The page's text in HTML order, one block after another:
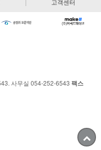
고객센터
사무실 054-252-6543 팩스